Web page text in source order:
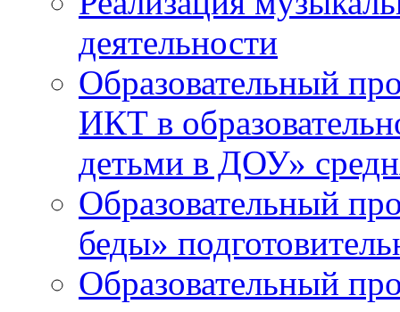
деятельности
Образовательный
ИКТ в
детьми в ДОУ»
Образовательный
беды»
Образовательный